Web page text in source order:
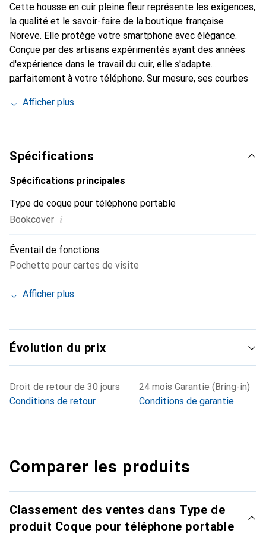
Cette housse en cuir pleine fleur représente les exigences,
la qualité et le savoir-faire de la boutique française
Noreve. Elle protège votre smartphone avec élégance.
Conçue par des artisans expérimentés ayant des années
d'expérience dans le travail du cuir, elle s'adapte
parfaitement à votre téléphone. Sur mesure, ses courbes
devient l'accessoire chic et indispensable pour votre
de haute qualité, la marque Noreve est un choix fiable pour
une clientèle exigeante.
Afficher plus
Spécifications
Spécifications principales
Type de coque pour téléphone portable
Bookcover i
Éventail de fonctions
Pochette pour cartes de visite
Afficher plus
Évolution du prix
Droit de retour de 30 jours
Conditions de retour
24 mois Garantie (Bring-in)
Conditions de garantie
Comparer les produits
Classement des ventes dans Type de
produit Coque pour téléphone portable